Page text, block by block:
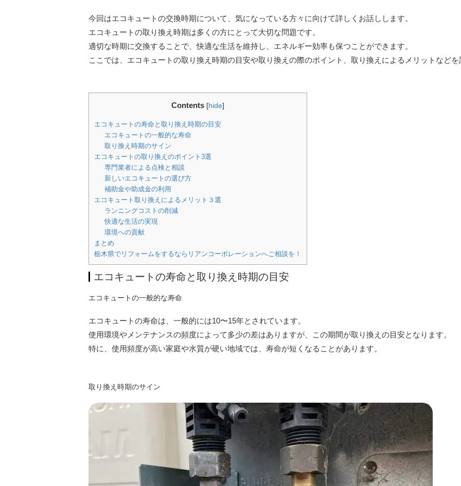
今回はエコキュートの交換時期について、気になっている方々に向けて詳しくお話しします。
エコキュートの取り換え時期は多くの方にとって大切な問題です。
適切な時期に交換することで、快適な生活を維持し、エネルギー効率も保つことができます。
ここでは、エコキュートの取り換え時期の目安や取り換えの際のポイント、取り換えによるメリットなどを
Contents [hide]
エコキュートの寿命と取り換え時期の目安
エコキュートの一般的な寿命
取り換え時期のサイン
エコキュートの取り換えのポイント3選
専門業者による点検と相談
新しいエコキュートの選び方
補助金や助成金の利用
エコキュート取り換えによるメリット３選
ランニングコストの削減
快適な生活の実現
環境への貢献
まとめ
栃木県でリフォームをするならリアンコーポレーションへご相談を！
エコキュートの寿命と取り換え時期の目安
エコキュートの一般的な寿命
エコキュートの寿命は、一般的には10〜15年とされています。
使用環境やメンテナンスの頻度によって多少の差はありますが、この期間が取り換えの目安となります。
特に、使用頻度が高い家庭や水質が硬い地域では、寿命が短くなることがあります。
取り換え時期のサイン